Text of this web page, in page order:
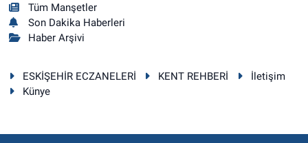
Tüm Manşetler
Son Dakika Haberleri
Haber Arşivi
ESKİŞEHİR ECZANELERİ KENT REHBERİ
İletişim
Künye